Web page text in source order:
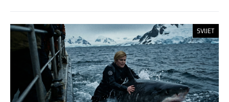
SVIJET